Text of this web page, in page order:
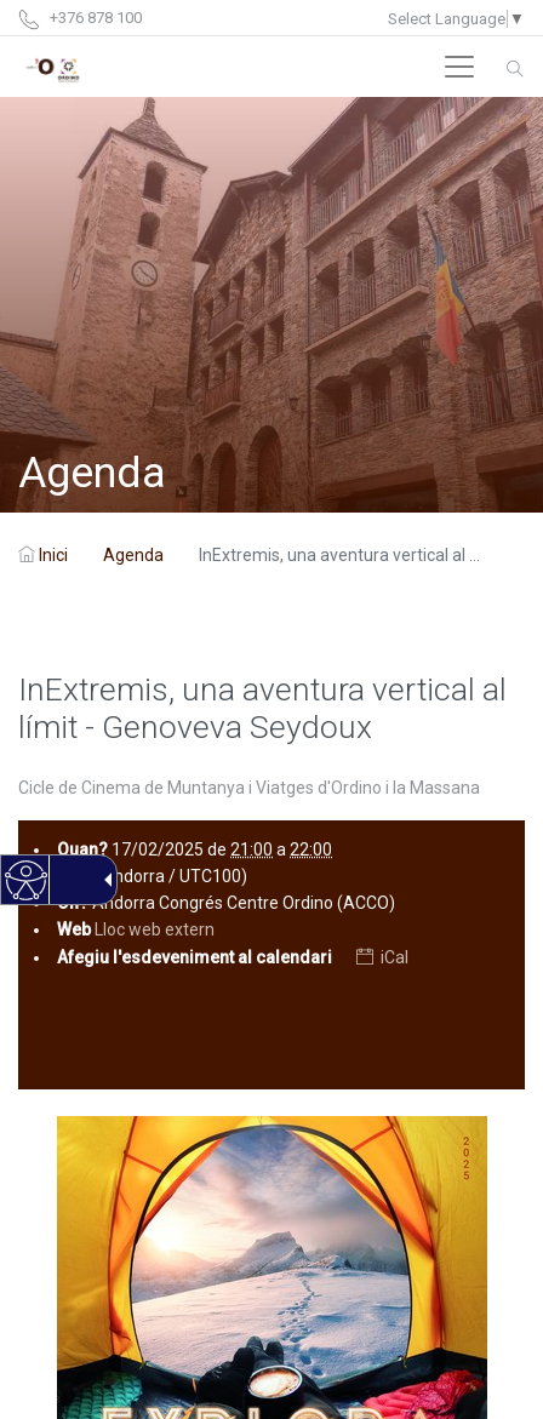
+376 878 100 Select Language ▼
Agenda
Inici Agenda InExtremis, una aventura vertical al ...
InExtremis, una aventura vertical al
límit - Genoveva Seydoux
Cicle de Cinema de Muntanya i Viatges d'Ordino i la Massana
Quan? 17/02/2025 de 21:00 a 22:00
(Europe/Andorra / UTC100)
On?Andorra Congrés Centre Ordino (ACCO)
Web
Lloc web extern
Afegiu l'esdeveniment al calendari
iCal